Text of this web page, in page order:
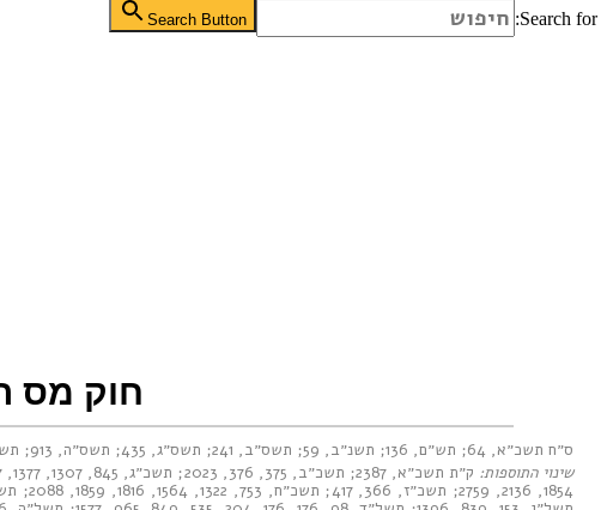
Search for:
Search Button
חוק מס
ס״ח תשכ״א, 64 ; תש״ם, 136 ; תשנ״ב, 59 ; תשס״ב, 241 ; תשס״ג, 435 ; תשס״ה, 913 ;
שינוי התוספות: ק״ת תשכ״א, 2387 ; תשכ״ב, 375 ,
376
,
2023
; תשכ״ג, 845 ,
1307
,
1377
,
1854
,
2136
,
2759
; תשכ״ז, 366 ,
417
; תשכ״ח, 753 ,
1322
,
1564
,
1816
,
1859
,
2088
;